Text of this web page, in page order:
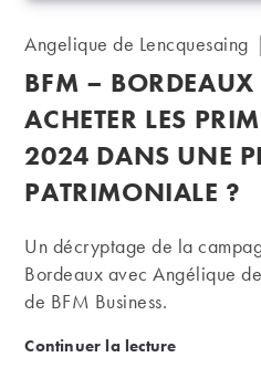
Auteur/autrice
la
publication :
Angelique de Lencquesaing
BFM –
ACHETER LES
2024 DANS UNE
PATRIMONIALE ?
Un décryptage de la
Bordeaux avec Angélique
de BFM Business.
Continuer la lectureBFM –